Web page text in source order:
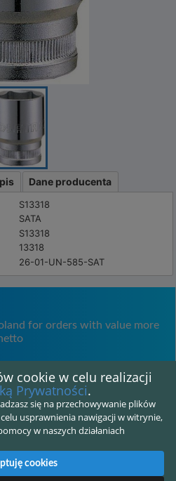
cookie w celu realizacji
Prywatności.
się na przechowywanie plików
usprawnienia nawigacji w witrynie,
w naszych działaniach
cookies
Dane producenta
S13318
SATA
S13318
13318
26-01-UN-585-SAT
for orders with value more
goods